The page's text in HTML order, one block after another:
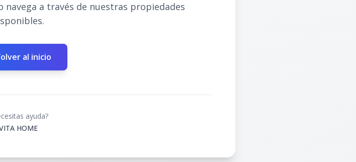
navega a través de nuestras propiedades
al inicio
ayuda?
HOME